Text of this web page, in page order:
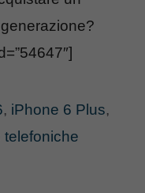
, iPhone 6 Plus,
telefoniche